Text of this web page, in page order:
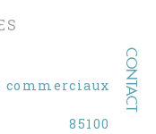
CONTACT
commerciaux
85100